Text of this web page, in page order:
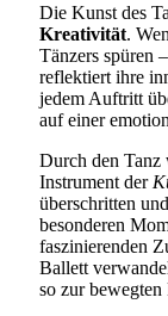
Die Kunst des
Kreativität.
Tänzers spüren
reflektiert ihre
jedem Auftritt
auf einer
Durch den Tanz
Instrument der
überschritten
besonderen
faszinierenden
Ballett
so zur bewegten